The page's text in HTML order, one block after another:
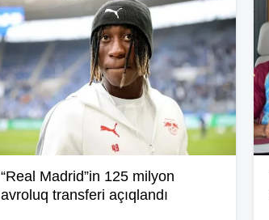
“Real Madrid”in 125 milyon
avroluq transferi açıqlandı